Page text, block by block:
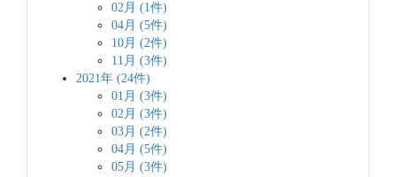
02月 (1件)
04月 (5件)
10月 (2件)
11月 (3件)
2021年 (24件)
01月 (3件)
02月 (3件)
03月 (2件)
04月 (5件)
05月 (3件)